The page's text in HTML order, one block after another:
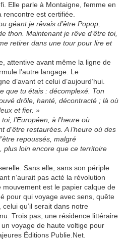
Elle parle à Montaigne, femme en
est certifiée.
géant je rêvais d’être Popop,
thon. Maintenant je rêve d’être toi,
retirer dans une tour pour lire et
attentive avant même la ligne de
l’autre langage. Le
d’avant et celui d’aujourd’hui.
que tu étais : décomplexé. Ton
drôle, hanté, décontracté ; là où
et fier. »
l’Européen, à l’heure où
d’être restaurées. A l’heure où des
repoussés, malgré
plus loin encore que ce territoire
Sans elle, sans son périple
n’aurait pas acté la révolution
est le papier calque de
pour qui voyage avec sens, quête
celui qu’il serait dans notre
Trois pas, une résidence littéraire
voyage de haute voltige pour
Éditions Publie.Net.